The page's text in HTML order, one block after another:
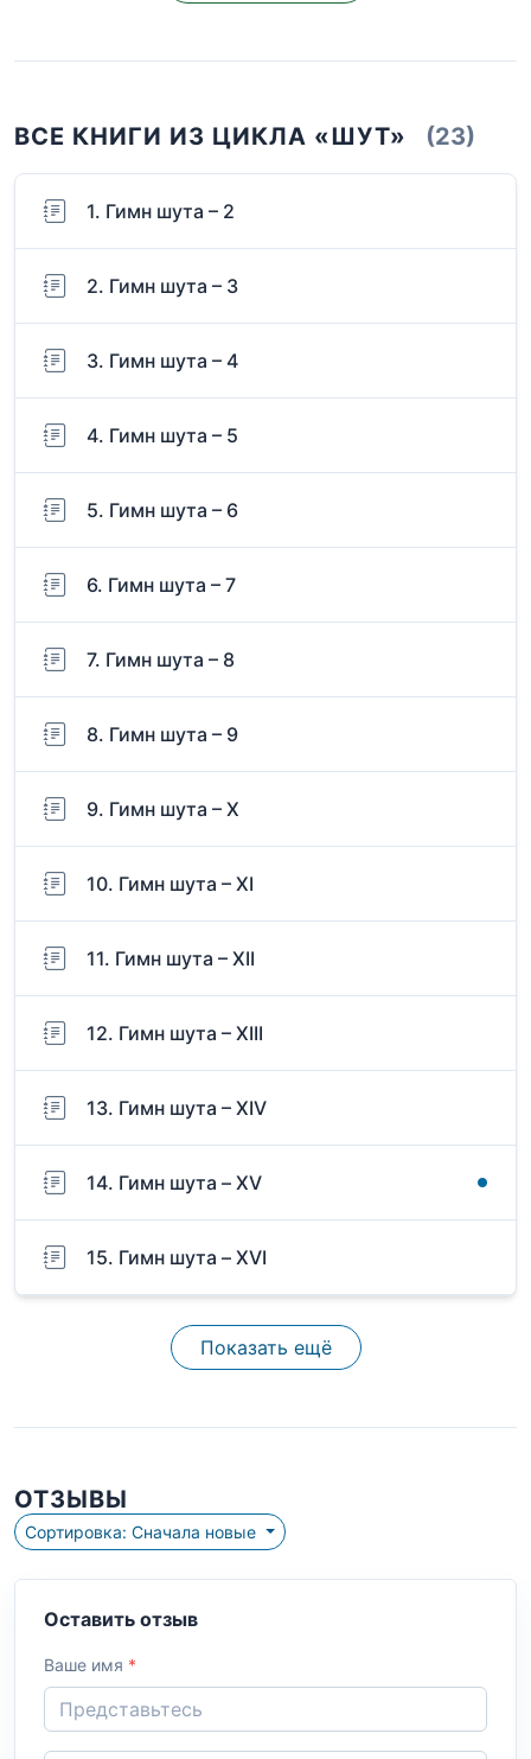
ВСЕ КНИГИ ИЗ ЦИКЛА «ШУТ» (23)
1. Гимн шута – 2
2. Гимн шута – 3
3. Гимн шута – 4
4. Гимн шута – 5
5. Гимн шута – 6
6. Гимн шута – 7
7. Гимн шута – 8
8. Гимн шута – 9
9. Гимн шута – Х
10. Гимн шута – ХI
11. Гимн шута – ХII
12. Гимн шута – ХIII
13. Гимн шута – ХIV
14. Гимн шута – XV
15. Гимн шута – XVI
Показать ещё
ОТЗЫВЫ
Сортировка: Сначала новые
Оставить отзыв
Ваше имя *